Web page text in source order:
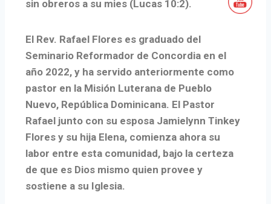
sin obreros a su mies (Lucas 10:2).
El Rev. Rafael Flores es graduado del
Seminario Reformador de Concordia en el
año 2022, y ha servido anteriormente como
pastor en la Misión Luterana de Pueblo
Nuevo, República Dominicana. El Pastor
Rafael junto con su esposa Jamielynn Tinkey
Flores y su hija Elena, comienza ahora su
labor entre esta comunidad, bajo la certeza
de que es Dios mismo quien provee y
sostiene a su Iglesia.